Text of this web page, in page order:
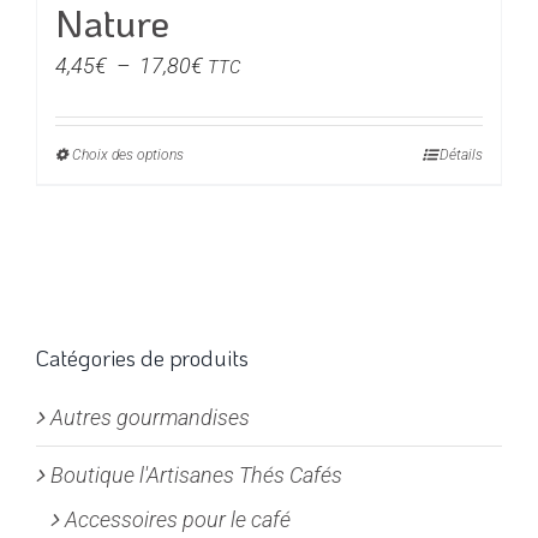
Nature
4,45€ – 17,80€Plage
prix :
TTC
Choix des optionsCe
options
être
choisies
sur
la
Détails
Catégories de produits
Autres gourmandises
Boutique l'Artisanes Thés Cafés
Accessoires pour le café